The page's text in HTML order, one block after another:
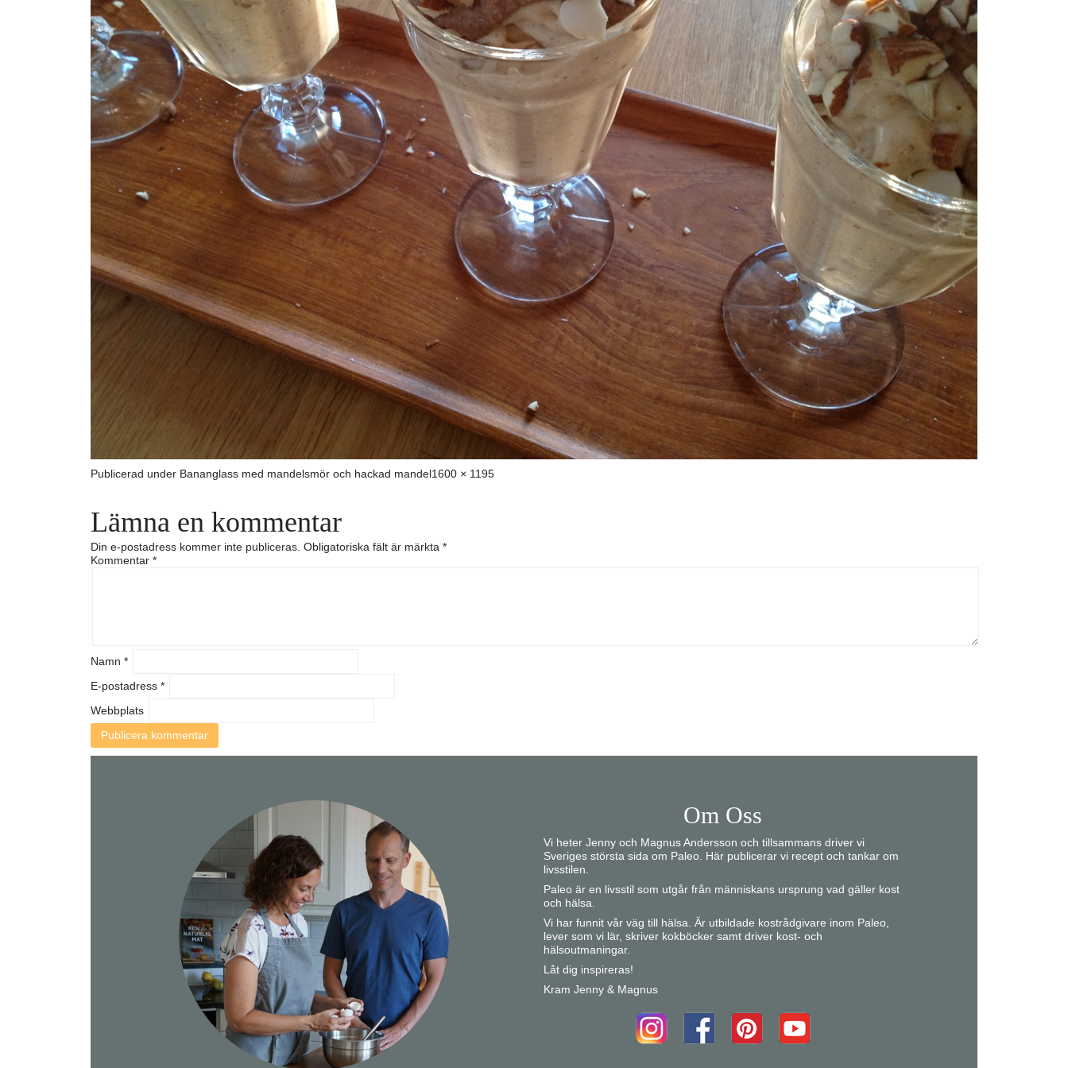
Publicerad under Bananglass med mandelsmör och hackad mandelFull
1600 × 1195
Lämna en kommentar
Din e-postadress kommer inte publiceras. Obligatoriska fält är märkta *
Kommentar *
Namn *
E-postadress *
Webbplats
Om Oss
Vi heter Jenny och Magnus Andersson och tillsammans driver vi
Sveriges största sida om Paleo. Här publicerar vi recept och tankar om
livsstilen.
Paleo är en livsstil som utgår från människans ursprung vad gäller kost
och hälsa.
Vi har funnit vår väg till hälsa. Är utbildade kostrådgivare inom Paleo,
lever som vi lär, skriver kokböcker samt driver kost- och
hälsoutmaningar.
Låt dig inspireras!
Kram Jenny & Magnus